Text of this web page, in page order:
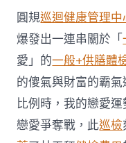
圓規巡迴健康管理中
爆發出一連串關於「
愛」的一般+供膳體
的傻氣與財富的霸
比例時，我的戀愛
戀愛爭奪戰，此巡檢